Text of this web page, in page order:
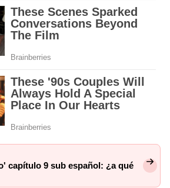
capítulo 9 sub español: ¿a qué